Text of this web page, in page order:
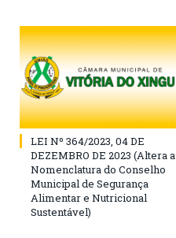
LEI Nº 364/2023, 04 DE
DEZEMBRO DE 2023 (Altera a
Nomenclatura do Conselho
Municipal de Segurança
Alimentar e Nutricional
Sustentável)